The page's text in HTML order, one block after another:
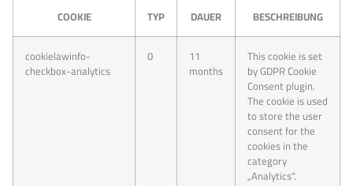
COOKIE TYP DAUER BESCHREIBUNG
cookielawinfo-
checkbox-analytics
0 11
months
This cookie is set
by GDPR Cookie
Consent plugin.
The cookie is used
to store the user
consent for the
cookies in the
category
„Analytics“.